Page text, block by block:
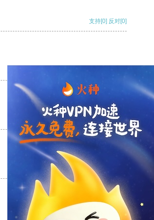
支持[0] 反对[0]
支持 [0] 反对 [0]
支持